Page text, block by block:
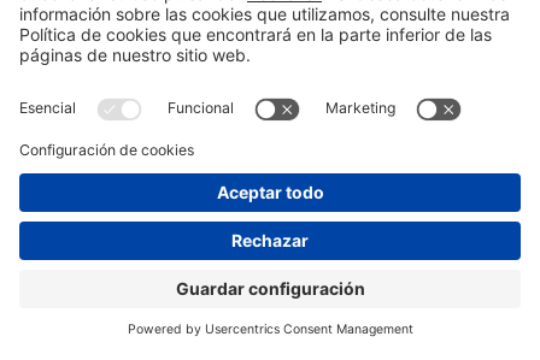
#SALONNAUTICO
en las redes sociales
© 2026 Fira de Barcelona